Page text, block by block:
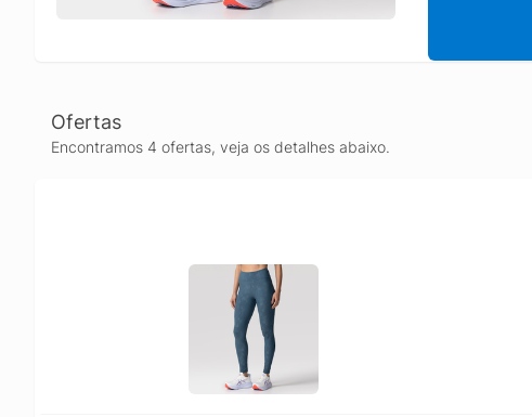
Ofertas
Encontramos 4 ofertas, veja os detalhes abaixo.